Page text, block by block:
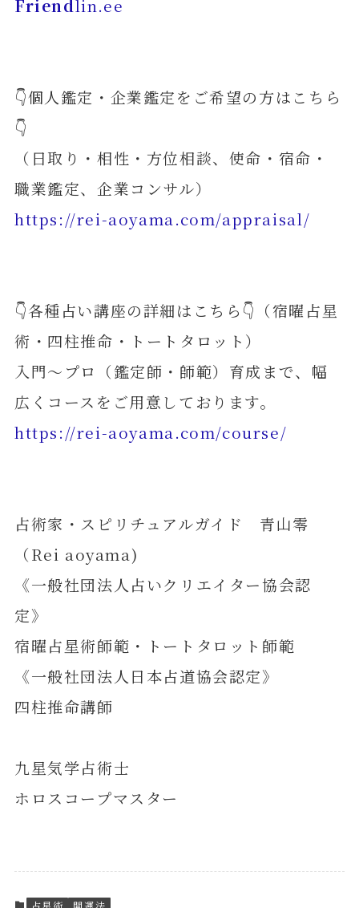
Friendlin.ee
👇個人鑑定・企業鑑定をご希望の方はこちら
👇
（日取り・相性・方位相談、使命・宿命・
職業鑑定、企業コンサル）
https://rei-aoyama.com/appraisal/
👇各種占い講座の詳細はこちら👇（宿曜占星
術・四柱推命・トートタロット）
入門～プロ（鑑定師・師範）育成まで、幅
広くコースをご用意しております。
https://rei-aoyama.com/course/
占術家・スピリチュアルガイド 青山零
（Rei aoyama)
《一般社団法人占いクリエイター協会認
定》
宿曜占星術師範・トートタロット師範
《一般社団法人日本占道協会認定》
四柱推命講師
九星気学占術士
ホロスコープマスター